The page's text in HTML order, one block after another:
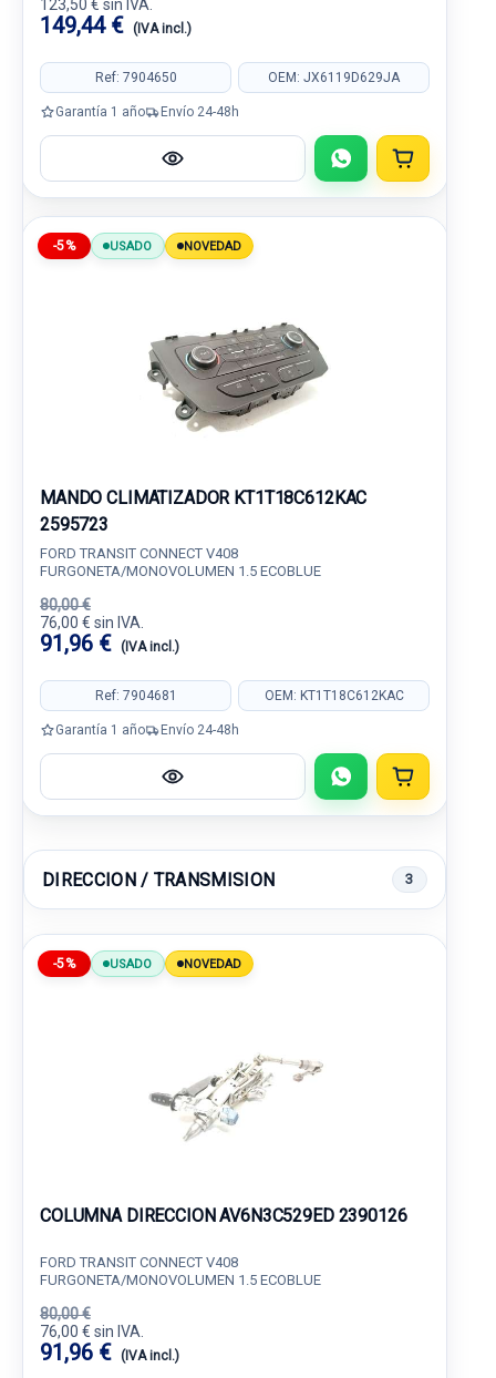
123,50 € sin IVA.
149,44 € (IVA incl.)
Ref: 7904650 OEM: JX6119D629JA
Garantía 1 año Envío 24-48h
-5% USADO NOVEDAD
MANDO CLIMATIZADOR KT1T18C612KAC
2595723
FORD TRANSIT CONNECT V408
FURGONETA/MONOVOLUMEN 1.5 ECOBLUE
80,00 €
76,00 € sin IVA.
91,96 € (IVA incl.)
Ref: 7904681 OEM: KT1T18C612KAC
Garantía 1 año Envío 24-48h
DIRECCION / TRANSMISION 3
-5% USADO NOVEDAD
COLUMNA DIRECCION AV6N3C529ED 2390126
FORD TRANSIT CONNECT V408
FURGONETA/MONOVOLUMEN 1.5 ECOBLUE
80,00 €
76,00 € sin IVA.
91,96 € (IVA incl.)